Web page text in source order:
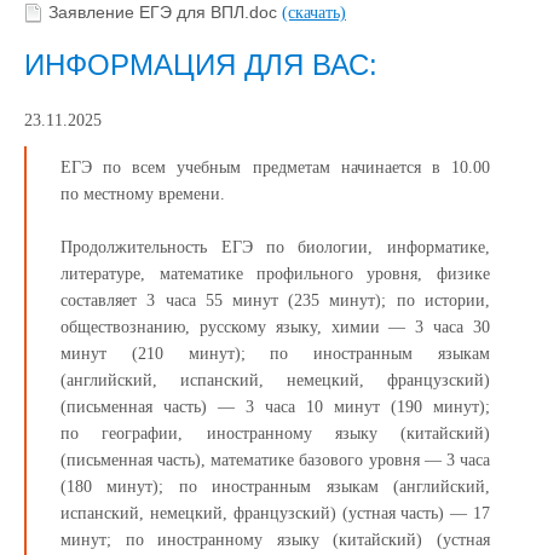
Заявление ЕГЭ для ВПЛ.doc (скачать)
ИНФОРМАЦИЯ ДЛЯ ВАС:
23.11.2025
ЕГЭ по всем учебным предметам начинается в 10.00
по местному времени.
Продолжительность ЕГЭ по биологии, информатике,
литературе, математике профильного уровня, физике
составляет 3 часа 55 минут (235 минут); по истории,
обществознанию, русскому языку, химии — 3 часа 30
минут (210 минут); по иностранным языкам
(английский, испанский, немецкий, французский)
(письменная часть) — 3 часа 10 минут (190 минут);
по географии, иностранному языку (китайский)
(письменная часть), математике базового уровня — 3 часа
(180 минут); по иностранным языкам (английский,
испанский, немецкий, французский) (устная часть) — 17
минут; по иностранному языку (китайский) (устная